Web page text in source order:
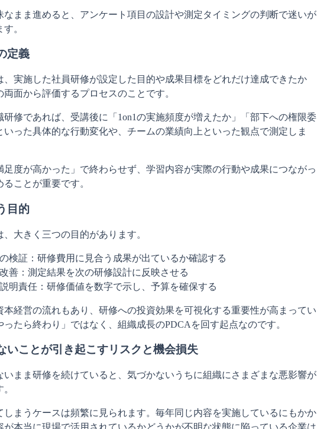
なまま進めると、アンケート項目の設計や測定タイミングの判断で迷いが
。
定義
、実施した社員研修が設定した目的や成果目標をどれだけ達成できたか
両面から評価するプロセスのことです。
研修であれば、受講後に「1on1の実施頻度が増えたか」「部下への権限委
いった具体的な行動変化や、チームの業績向上といった観点で測定しま
足度が高かった」で終わらせず、学習内容が実際の行動や成果につながっ
ことが重要です。
目的
大きく三つの目的があります。
検証：研修費用に見合う成果が出ているか確認する
善：測定結果を次の研修設計に反映させる
明責任：研修価値を数字で示し、予算を確保する
本経営の流れもあり、研修への投資効果を可視化する重要性が高まってい
ったら終わり」ではなく、組織成長のPDCAを回す起点なのです。
いことが引き起こすリスクと機会損失
いまま研修を続けていると、気づかないうちに組織にさまざまな悪影響が
しまうケースは頻繁に見られます。毎年同じ内容を実施しているにもかか
が本当に現場で活用されているかどうかが不明な状態に陥っている企業は